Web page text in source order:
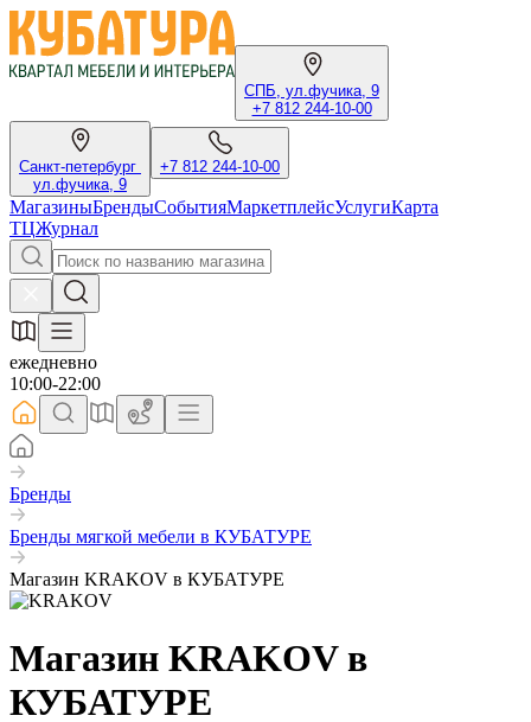
СПБ, ул.фучика, 9
+7 812 244-10-00
Санкт-петербург
ул.фучика, 9
+7 812 244-10-00
МагазиныБрендыСобытияМаркетплейсУслугиКарта
ТЦЖурнал
ежедневно
10:00-22:00
Бренды
Бренды мягкой мебели в КУБАТУРЕ
Магазин KRAKOV в КУБАТУРЕ
Магазин KRAKOV в
КУБАТУРЕ